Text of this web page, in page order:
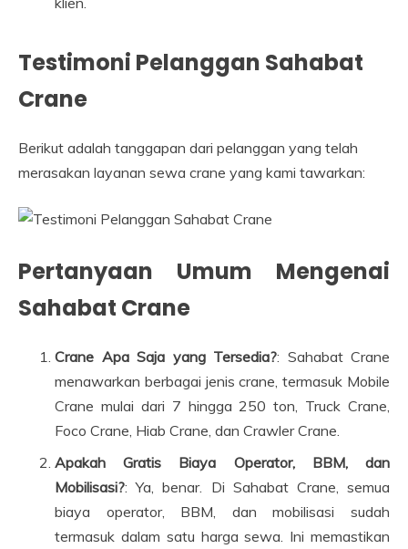
Testimoni Pelanggan Sahabat
Crane
Berikut adalah tanggapan dari pelanggan yang telah
merasakan layanan sewa crane yang kami tawarkan:
Pertanyaan Umum Mengenai
Sahabat Crane
Crane Apa Saja yang Tersedia?: Sahabat Crane
menawarkan berbagai jenis crane, termasuk Mobile
Crane mulai dari 7 hingga 250 ton, Truck Crane,
Foco Crane, Hiab Crane, dan Crawler Crane.
Apakah Gratis Biaya Operator, BBM, dan
Mobilisasi?: Ya, benar. Di Sahabat Crane, semua
biaya operator, BBM, dan mobilisasi sudah
termasuk dalam satu harga sewa. Ini memastikan